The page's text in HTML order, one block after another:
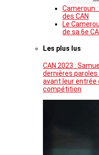
Cameroun
des CAN
Le
de sa 6e
Les plus lus
CAN 2023 :
dernières paroles
avant leur entrée
compétition